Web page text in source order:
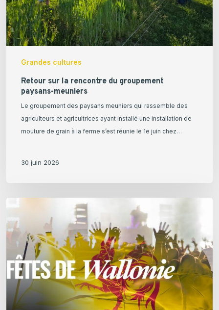
Grandes cultures
meuniers
Retour sur la rencontre du groupement
paysans-meuniers
Le groupement des paysans meuniers qui rassemble des
agriculteurs et agricultrices ayant installé une installation de
mouture de grain à la ferme s’est réunie le 1e juin chez…
30 juin 2026
de
Wallonie
des
bières
Prix
Juste